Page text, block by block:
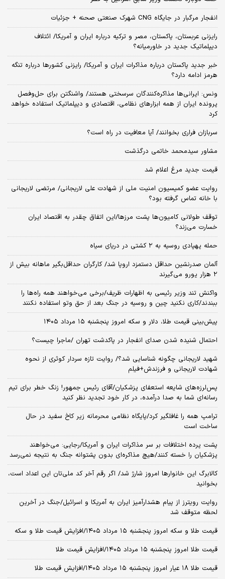
انفجار مرگبار در جایگاه CNG شهرک صنعتی صحنه + جزئیات
رایزنی عربستان، پاکستان، مصر و ترکیه درباره ایران و آمریکا/ ائتلاف
دیپلماتیک جدید در خاورمیانه؟
خبر جدید پاکستان درباره مذاکرات ایران و آمریکا/ رایزنی کشورها درباره تنگه
هرمز ادامه دارد؟
ونس: ایرانی‌ها مذاکره‌کنندگان سرسختی هستند/ واشنگتن برای حل‌وفصل
پرونده ایران از همه ابزارهای نظامی، اقتصادی و دیپلماتیک استفاده خواهد
کرد
سربازان فراری بخوانند/ آیا معافیت در راه است؟
مشاور سیدمحمد خاتمی درگذشت
قیمت جدید مرغ اعلام شد
روایت عضو کمیسیون امنیت ملی از شهادت علی لاریجانی/ مرتضی لاریجانی
با خانه تماس گرفته بود؟
توقف طولانی کامیون‌ها پشت مرزها/این اتفاق چقدر به اقتصاد ایران
خسارت می‌زند؟
حمله پهپادی روسیه به ۲ کشتی در دریای سیاه
آلمان صدرنشین حداقل دستمزد اروپا شد/ کارگران حداقل‌بگیر ماهانه بیش از
۲ هزار یورو می‌گیرند
واکنش تند وزیر رئیسی به اظهارات ظریف/برخی می‌خواهند همه راه‌ها را
ببندند/کاری نکنید چین و روسیه در جنگ بعد از حق وتو استفاده نکنند
پیش‌بینی قیمت طلا، دلار و سکه امروز پنجشنبه ۱۵ مرداد ۱۴۰۵
احتمال شنیده شدن صدای انفجار در پاکدشت تهران /ماجرا چیست؟
شهید لاریجانی چگونه شناسایی شد؟/ روایت تازه سردار کوثری از نحوه
شهادت لاریجانی و فرزندش+فیلم
پس‌لرزه‌های شایعه استعفای پزشکیان/آقای رئیس جمهور! زنگ خطر برای تیم
رسانه‌ای شما به صدا درآمده، در کار خود تجدید نظر کنید
ترامپ همه را غافلگیر کرد/پایگاه نظامی محرمانه زیر کاخ سفید در حال
ساخت است
پشت پرده اختلافات بر سر مذاکرات ایران و آمریکا/رجایی: می‌خواهند
پزشکیان را خسته کنند/هیچ مذاکره‌ای بدون پشتوانه جنگ به نتیجه نمی‌رسد
کالابرگ این خانوارها امروز شارژ شد/ اگر رقم آخر کد ملی‌تان این اعداد است،
بخوانید
روایت رویترز از پیام هشدارآمیز ایران به آمریکا و اسرائیل/جنگ در آخرین
لحظه متوقف شد
قیمت طلا و سکه امروز پنجشنبه ۱۵ مرداد ۱۴۰۵/افزایش قیمت طلا و سکه
قیمت طلا امروز پنجشنبه ۱۵ مرداد ۱۴۰۵/افزایش قیمت طلا
قیمت طلا ۱۸ عیار امروز پنجشنبه ۱۵ مرداد ۱۴۰۵/افزایش قیمت طلا